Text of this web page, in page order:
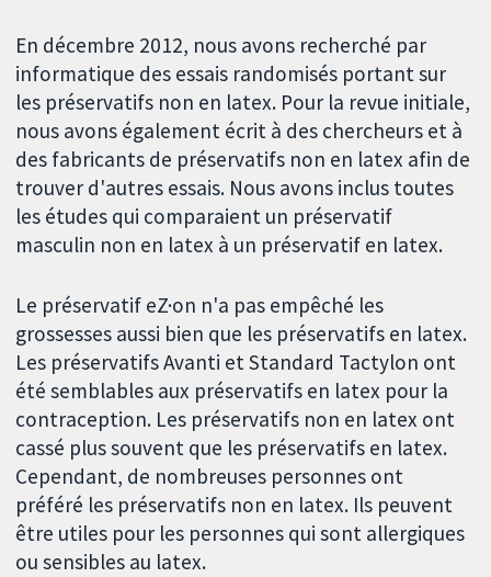
En décembre 2012, nous avons recherché par
informatique des essais randomisés portant sur
les préservatifs non en latex. Pour la revue initiale,
nous avons également écrit à des chercheurs et à
des fabricants de préservatifs non en latex afin de
trouver d'autres essais. Nous avons inclus toutes
les études qui comparaient un préservatif
masculin non en latex à un préservatif en latex.
Le préservatif eZ·on n'a pas empêché les
grossesses aussi bien que les préservatifs en latex.
Les préservatifs Avanti et Standard Tactylon ont
été semblables aux préservatifs en latex pour la
contraception. Les préservatifs non en latex ont
cassé plus souvent que les préservatifs en latex.
Cependant, de nombreuses personnes ont
préféré les préservatifs non en latex. Ils peuvent
être utiles pour les personnes qui sont allergiques
ou sensibles au latex.